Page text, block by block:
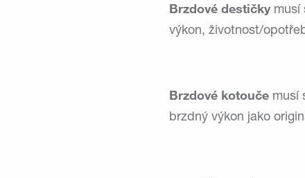
Brzdové destičkymusí
výkon, životnost/
Brzdové kotouče musí
brzdný výkon jako